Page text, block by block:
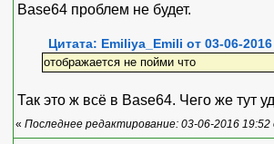
Base64 проблем не будет.
Цитата: Emiliya_Emili от 03-06-
отображается не пойми что
Так это ж всё в Base64. Чего же тут
« Последнее редактирование: 03-06-2016